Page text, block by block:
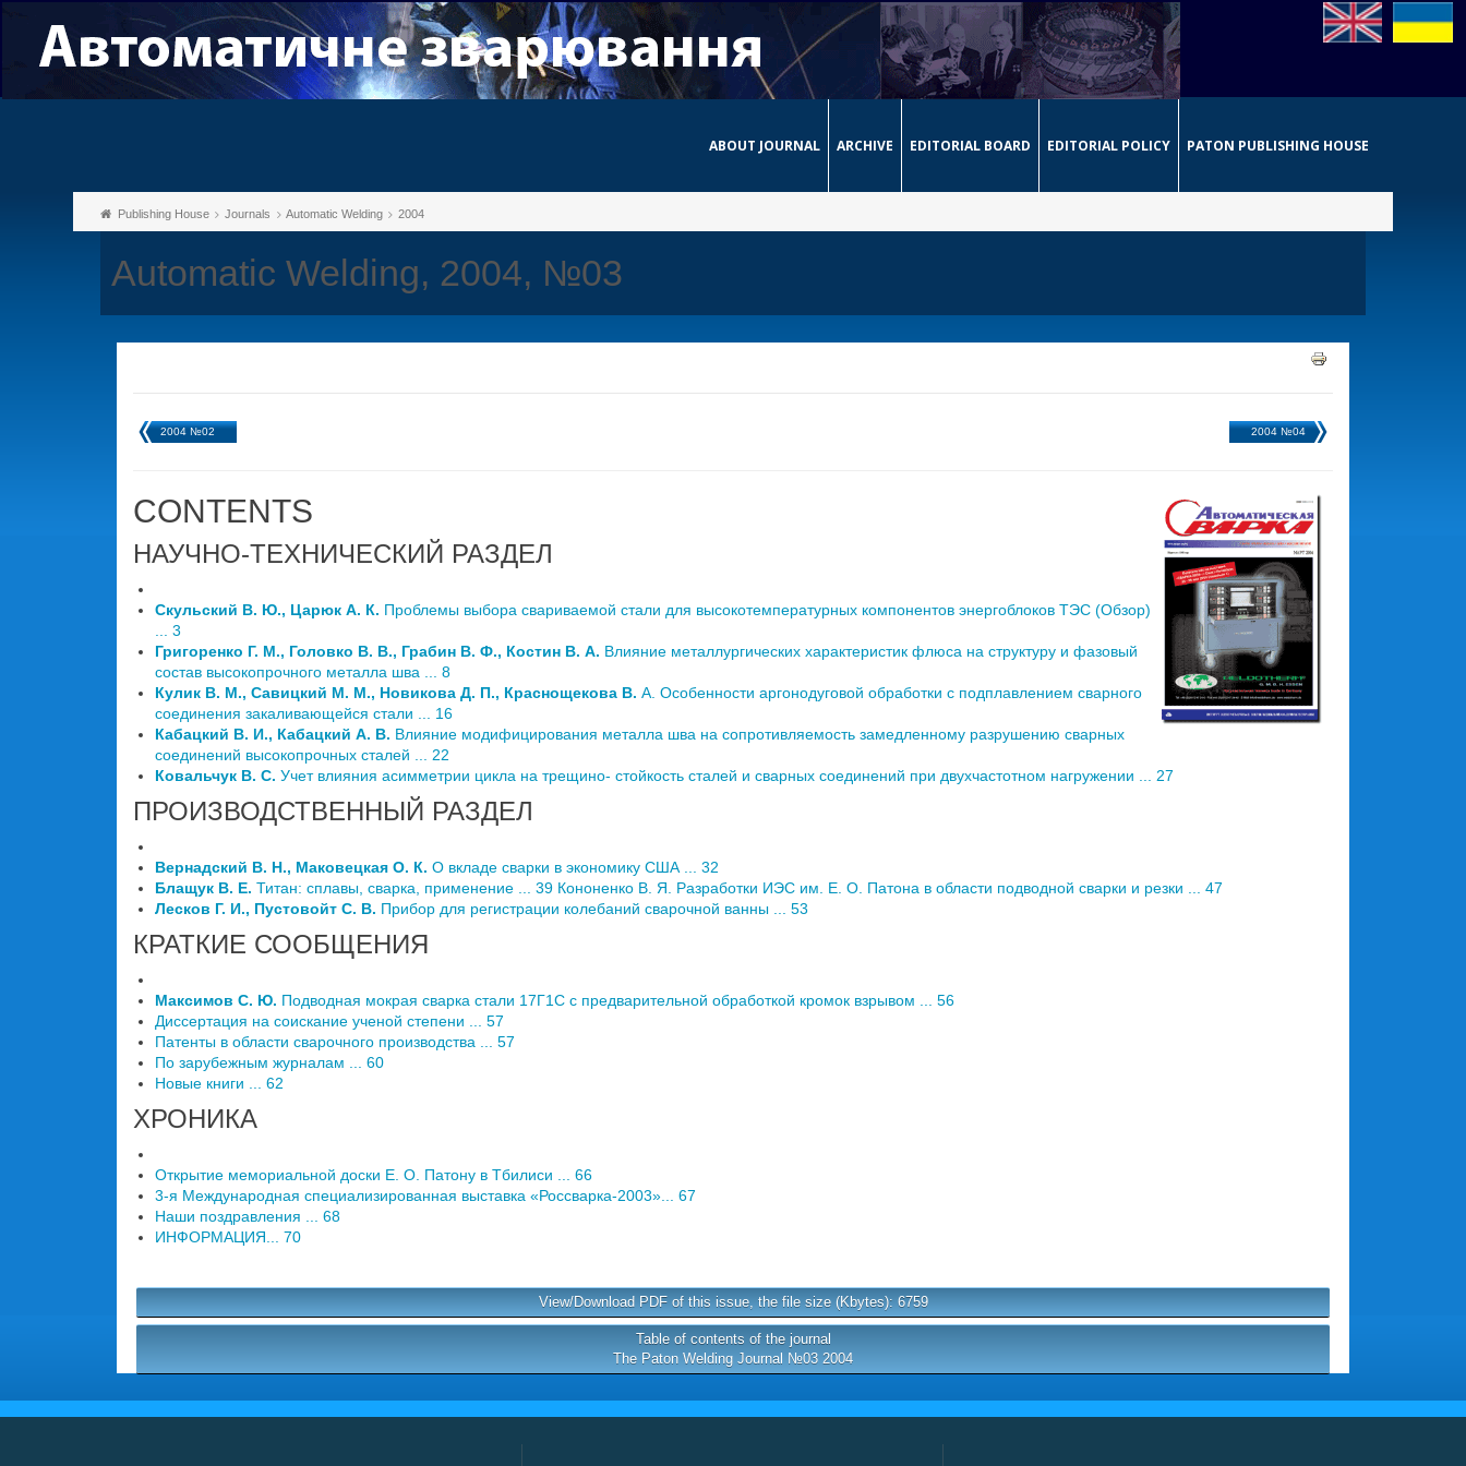
ABOUT JOURNAL ARCHIVE EDITORIAL BOARD EDITORIAL POLICY PATON PUBLISHING HOUSE
Publishing House Journals Automatic Welding 2004
Automatic Welding, 2004, №03
2004 №02 2004 №04
CONTENTS
НАУЧНО-ТЕХНИЧЕСКИЙ РАЗДЕЛ
Скульский В. Ю., Царюк А. К. Проблемы выбора свариваемой стали для высокотемпературных компонентов энергоблоков ТЭС (Обзор)
... 3
Григоренко Г. М., Головко В. В., Грабин В. Ф., Костин В. А. Влияние металлургических характеристик флюса на структуру и фазовый
состав высокопрочного металла шва ... 8
Кулик В. М., Савицкий М. М., Новикова Д. П., Краснощекова В. А. Особенности аргонодуговой обработки с подплавлением сварного
соединения закаливающейся стали ... 16
Кабацкий В. И., Кабацкий А. В. Влияние модифицирования металла шва на сопротивляемость замедленному разрушению сварных
соединений высокопрочных сталей ... 22
Ковальчук В. С. Учет влияния асимметрии цикла на трещино- стойкость сталей и сварных соединений при двухчастотном нагружении ... 27
ПРОИЗВОДСТВЕННЫЙ РАЗДЕЛ
Вернадский В. Н., Маковецкая О. К. О вкладе сварки в экономику США ... 32
Блащук В. Е. Титан: сплавы, сварка, применение ... 39 Кононенко В. Я. Разработки ИЭС им. Е. О. Патона в области подводной сварки и резки ... 47
Лесков Г. И., Пустовойт С. В. Прибор для регистрации колебаний сварочной ванны ... 53
КРАТКИЕ СООБЩЕНИЯ
Максимов С. Ю. Подводная мокрая сварка стали 17Г1С с предварительной обработкой кромок взрывом ... 56
Диссертация на соискание ученой степени ... 57
Патенты в области сварочного производства ... 57
По зарубежным журналам ... 60
Новые книги ... 62
ХРОНИКА
Открытие мемориальной доски Е. О. Патону в Тбилиси ... 66
3-я Международная специализированная выставка «Россварка-2003»... 67
Наши поздравления ... 68
ИНФОРМАЦИЯ... 70
View/Download PDF of this issue, the file size (Kbytes): 6759
Table of contents of the journal
The Paton Welding Journal №03 2004